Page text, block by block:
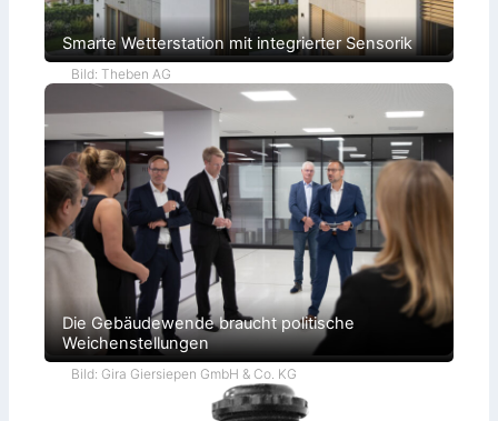
Smarte Wetterstation mit integrierter Sensorik
Bild: Theben AG
Die Gebäudewende braucht politische
Weichenstellungen
Bild: Gira Giersiepen GmbH & Co. KG